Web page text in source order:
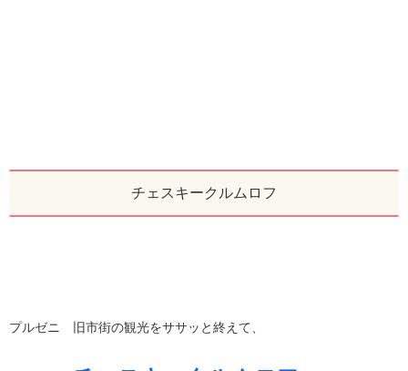
チェスキークルムロフ
プルゼニ 旧市街の観光をササッと終えて、